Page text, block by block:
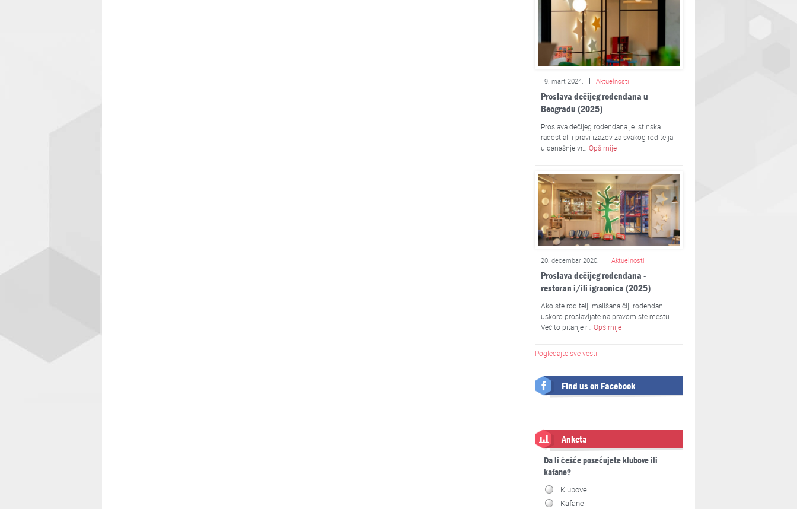
19. mart 2024. Aktuelnosti
Proslava dečijeg rođendana u
Beogradu (2025)
Proslava dečijeg rođendana je istinska
radost ali i pravi izazov za svakog roditelja
u današnje vr… Opširnije
20. decembar 2020. Aktuelnosti
Proslava dečijeg rođendana -
restoran i/ili igraonica (2025)
Ako ste roditelji mališana čiji rođendan
uskoro proslavljate na pravom ste mestu.
Večito pitanje r… Opširnije
Pogledajte sve vesti
Find us on Facebook
Anketa
Da li češće posećujete klubove ili
kafane?
Klubove
Kafane